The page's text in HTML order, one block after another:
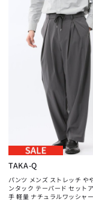
TAKA-Q
パンツ メンズ ストレッチ や
ンタック テーパード セット
手 軽量 ナチュラルワッシャー